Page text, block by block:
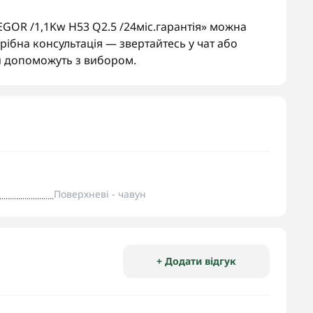
/1,1Kw H53 Q2.5 /24міс.гарантія» можна
консультація — звертайтесь у чат або
з вибором.
Поверхневі - чавун
+ Додати відгук